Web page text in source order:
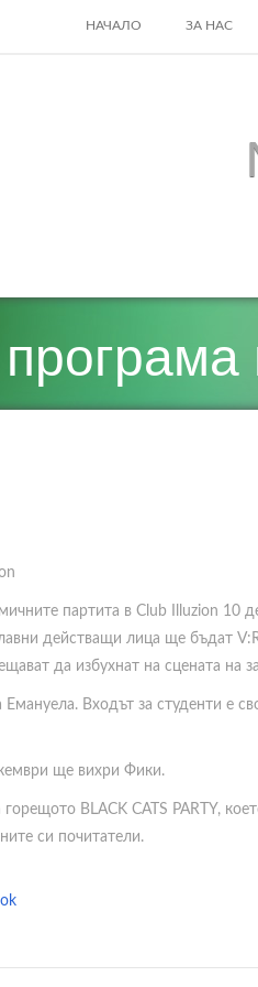
SKIP
НАЧАЛО ЗА НАС
партита в Club Illuzion 10
действащи лица ще бъдат
да избухнат на сцената на
Входът за студенти е
ще вихри Фики.
BLACK CATS PARTY,
си почитатели.